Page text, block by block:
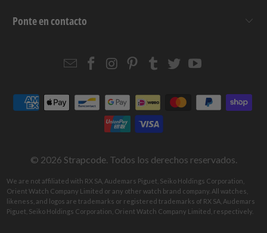
Ponte en contacto
EmailStrapcode
Facebook
Strapcode
Instagram
Strapcode
Pinterest
Strapcode
Tumblr
Strapcode
TwitterYouTube
© 2026 Strapcode. Todos los derechos reservados.
We are not affiliated with RX SA, Audemars Piguet, Seiko Holdings Corporation,
Orient Watch Company Limited or any other watch brand company. All watches,
likeness, and logos are trademarks or registered trademarks of RX SA, Audemars
Piguet, Seiko Holdings Corporation, Orient Watch Company Limited, respectively.